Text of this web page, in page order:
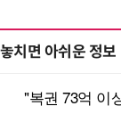
놓치면 아쉬운 정보